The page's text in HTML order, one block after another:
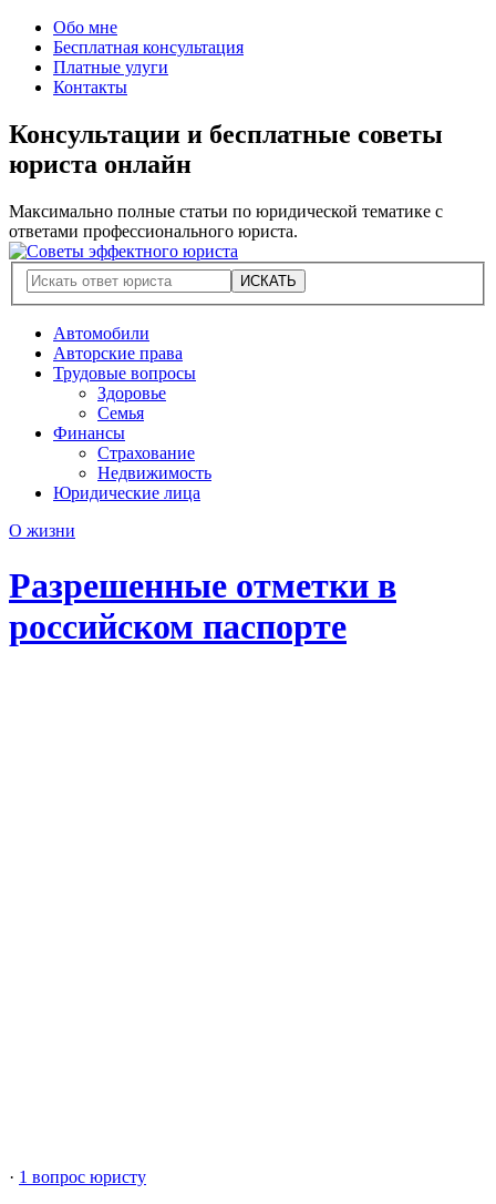
Обо мне
Бесплатная консультация
Платные улуги
Контакты
Консультации и бесплатные советы
юриста онлайн
Максимально полные статьи по юридической тематике с
ответами профессионального юриста.
Автомобили
Авторские права
Трудовые вопросы
Здоровье
Семья
Финансы
Страхование
Недвижимость
Юридические лица
О жизни
Разрешенные отметки в
российском паспорте
· 1 вопрос юристу